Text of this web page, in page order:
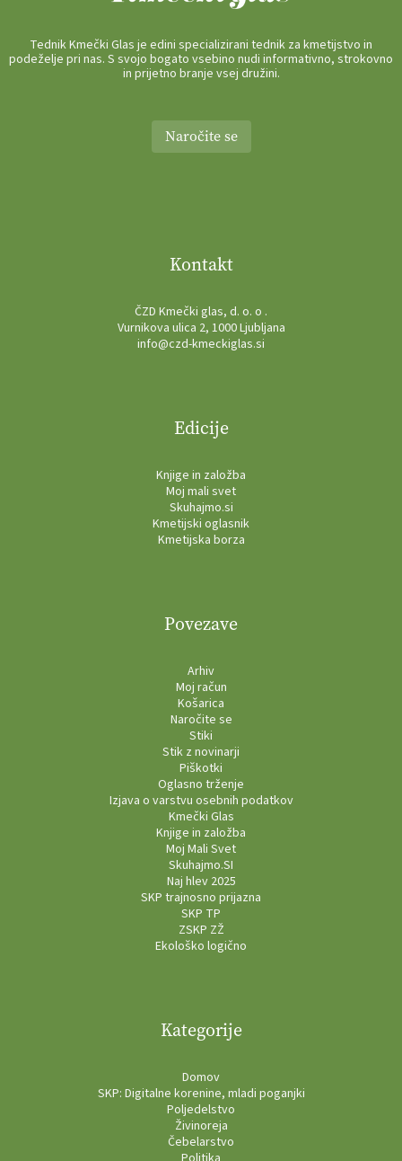
Tednik Kmečki Glas je edini specializirani tednik za kmetijstvo in
podeželje pri nas. S svojo bogato vsebino nudi informativno, strokovno
in prijetno branje vsej družini.
Naročite se
Kontakt
ČZD Kmečki glas, d. o. o .
Vurnikova ulica 2, 1000 Ljubljana
info@czd-kmeckiglas.si
Edicije
Knjige in založba
Moj mali svet
Skuhajmo.si
Kmetijski oglasnik
Kmetijska borza
Povezave
Arhiv
Moj račun
Košarica
Naročite se
Stiki
Stik z novinarji
Piškotki
Oglasno trženje
Izjava o varstvu osebnih podatkov
Kmečki Glas
Knjige in založba
Moj Mali Svet
Skuhajmo.SI
Naj hlev 2025
SKP trajnosno prijazna
SKP TP
ZSKP ZŽ
Ekološko logično
Kategorije
Domov
SKP: Digitalne korenine, mladi poganjki
Poljedelstvo
Živinoreja
Čebelarstvo